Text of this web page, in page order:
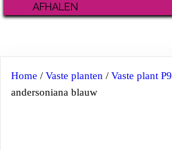
AFHALEN
Home / Vaste planten / Vaste plant P9
andersoniana blauw